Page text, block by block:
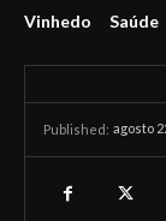
Vinhedo Saúde
Published: agosto